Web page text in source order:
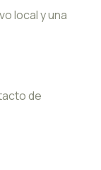
local y una
de